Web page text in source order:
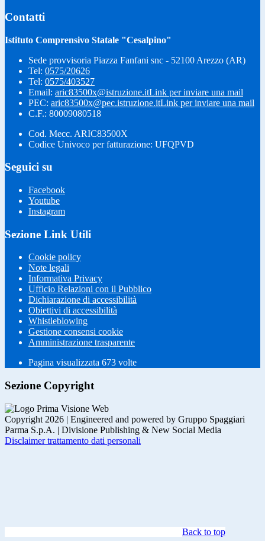
Contatti
Istituto Comprensivo Statale "Cesalpino"
Sede provvisoria Piazza Fanfani snc - 52100 Arezzo (AR)
Tel: 0575/20626
Tel: 0575/403527
Email: aric83500x@istruzione.itLink per inviare una mail
PEC: aric83500x@pec.istruzione.itLink per inviare una mail
C.F.: 80009080518
Cod. Mecc. ARIC83500X
Codice Univoco per fatturazione: UFQPVD
Seguici su
Facebook
Youtube
Instagram
Sezione Link Utili
Cookie policy
Note legali
Informativa Privacy
Ufficio Relazioni con il Pubblico
Dichiarazione di accessibilità
Obiettivi di accessibilità
Whistleblowing
Gestione consensi cookie
Amministrazione trasparente
Pagina visualizzata 673 volte
Sezione Copyright
Copyright 2026 | Engineered and powered by Gruppo Spaggiari
Parma S.p.A. | Divisione Publishing & New Social Media
Disclaimer trattamento dati personali
Back to top